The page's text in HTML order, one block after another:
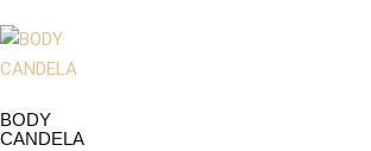
BODY
CANDELA